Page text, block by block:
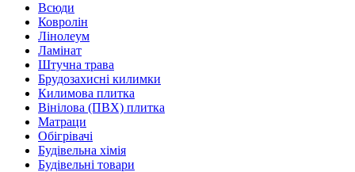
Всюди
Ковролін
Лінолеум
Ламінат
Штучна трава
Брудозахисні килимки
Килимова плитка
Вінілова (ПВХ) плитка
Матраци
Обігрівачі
Будівельна хімія
Будівельні товари